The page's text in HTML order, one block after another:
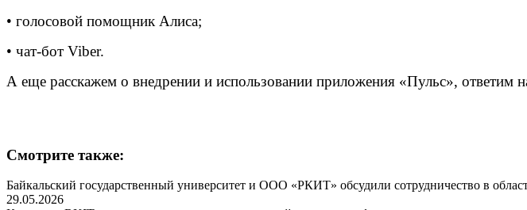
• голосовой помощник Алиса;
• чат-бот Viber.
А еще расскажем о внедрении и использовании приложения «Пульс»,
Смотрите также:
Байкальский государственный университет и ООО «РКИТ» обсудили сотрудничество в
29.05.2026